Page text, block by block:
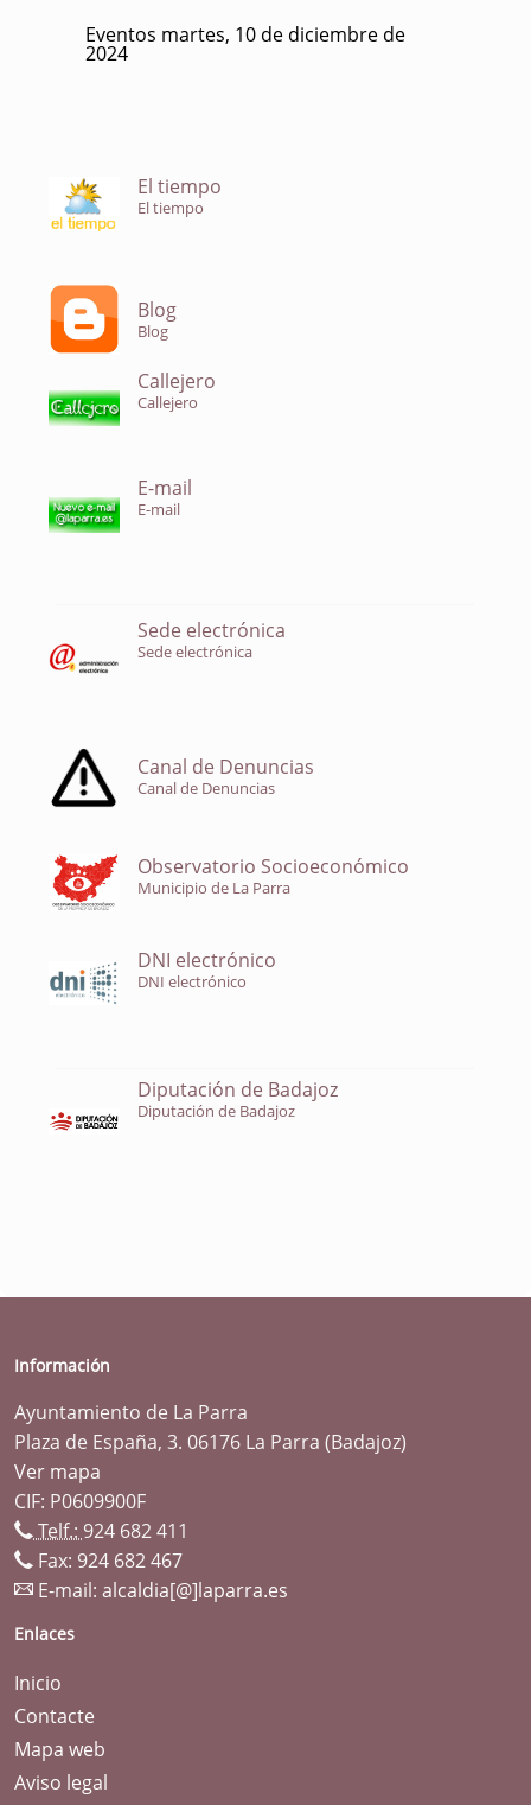
Eventos martes, 10 de diciembre de
2024
El tiempo
El tiempo
Blog
Blog
Callejero
Callejero
E-mail
E-mail
Sede electrónica
Sede electrónica
Canal de Denuncias
Canal de Denuncias
Observatorio Socioeconómico
Municipio de La Parra
DNI electrónico
DNI electrónico
Diputación de Badajoz
Diputación de Badajoz
Información
Ayuntamiento de La Parra
Plaza de España, 3. 06176 La Parra (Badajoz)
Ver mapa
CIF: P0609900F
Telf.: 924 682 411
Fax: 924 682 467
E-mail: alcaldia[@]laparra.es
Enlaces
Inicio
Contacte
Mapa web
Aviso legal